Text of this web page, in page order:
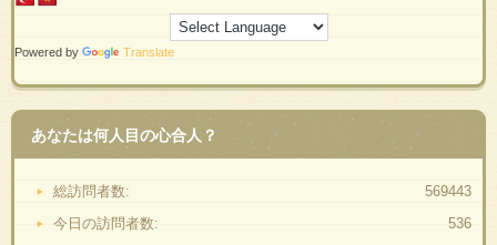
Powered by Translate
あなたは何人目の心合人？
569443
総訪問者数:
536
今日の訪問者数: